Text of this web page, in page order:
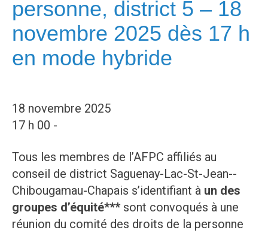
personne, district 5 – 18
novembre 2025 dès 17 h
en mode hybride
18 novembre 2025
17 h 00 -
Tous les membres de l’AFPC affiliés au
conseil de district Saguenay-Lac-St-Jean-­
Chibougamau-Chapais s’identifiant à un des
groupes d’équité*** sont convoqués à une
réunion du comité des droits de la personne